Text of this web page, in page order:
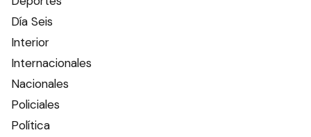
Día Seis
Interior
Internacionales
Nacionales
Policiales
Política